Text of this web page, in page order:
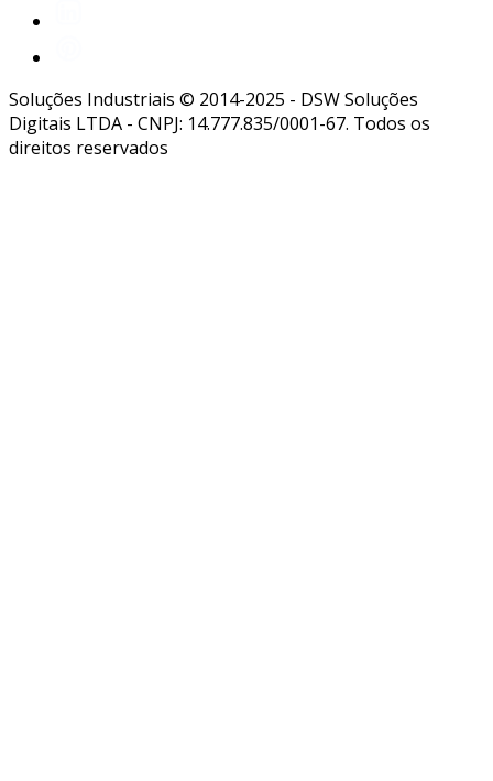
Soluções Industriais © 2014-2025 - DSW Soluções
Digitais LTDA - CNPJ: 14.777.835/0001-67. Todos os
direitos reservados